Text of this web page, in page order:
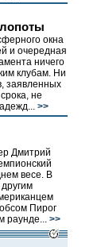
окна
и очередная
ничего
клубам. Ни
заявленных
не
>>
Дмитрий
весе. В
Пирог
раунде... >>